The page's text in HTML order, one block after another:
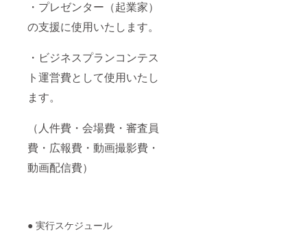
・プレゼンター（起業家）
の支援に使用いたします。
・ビジネスプランコンテス
ト運営費として使用いたし
ます。
（人件費・会場費・審査員
費・広報費・動画撮影費・
動画配信費）
● 実行スケジュール